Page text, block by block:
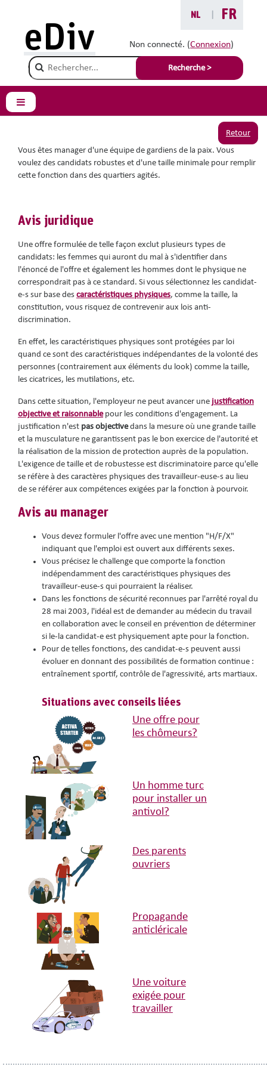
NL
FR
Non connecté. (Connexion)
Champ de recherche
Recherche >
eDiv
Panneau latéral
Vous êtes ici :
Des gardiens de la paix
robustes
Retour
Vous êtes manager d'une équipe de gardiens de la paix. Vous
voulez des candidats robustes et d'une taille minimale pour remplir
cette fonction dans des quartiers agités.
Avis juridique
Une offre formulée de telle façon exclut plusieurs types de
candidats: les femmes qui auront du mal à s'identifier dans
l'énoncé de l'offre et également les hommes dont le physique ne
correspondrait pas à ce standard. Si vous sélectionnez les candidat-
e-s sur base des caractéristiques physiques, comme la taille, la
constitution, vous risquez de contrevenir aux lois anti-
discrimination.
En effet, les caractéristiques physiques sont protégées par loi
quand ce sont des caractéristiques indépendantes de la volonté des
personnes (contrairement aux éléments du look) comme la taille,
les cicatrices, les mutilations, etc.
Dans cette situation, l'employeur ne peut avancer une justification
objective et raisonnablepour les conditions d'engagement. La
justification n'est pas objectivedans la mesure où une grande taille
et la musculature ne garantissent pas le bon exercice de l'autorité et
la réalisation de la mission de protection auprès de la population.
L'exigence de taille et de robustesse est discriminatoire parce qu'elle
se réfère à des caractères physiques des travailleur-euse-s au lieu
de se référer aux compétences exigées par la fonction à pourvoir.
Avis au manager
Vous devez formuler l'offre avec une mention "H/F/X"
indiquant que l'emploi est ouvert aux différents sexes.
Vous précisez le challenge que comporte la fonction
indépendamment des caractéristiques physiques des
travailleur-euse-s qui pourraient la réaliser.
Dans les fonctions de sécurité reconnues par l'arrêté royal du
28 mai 2003, l'idéal est de demander au médecin du travail
en collaboration avec le conseil en prévention de déterminer
si le-la candidat-e est physiquement apte pour la fonction.
Pour de telles fonctions, des candidat-e-s peuvent aussi
évoluer en donnant des possibilités de formation continue :
entraînement sportif, contrôle de l'agressivité, arts martiaux.
Situations avec conseils liées
Une offre pour
les chômeurs?
Un homme turc
pour installer un
antivol?
Des parents
ouvriers
Propagande
anticléricale
Une voiture
exigée pour
travailler